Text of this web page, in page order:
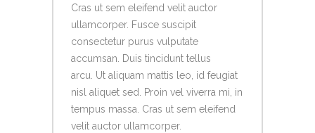
Cras ut sem eleifend velit auctor
ullamcorper. Fusce suscipit
consectetur purus vulputate
accumsan. Duis tincidunt tellus
arcu. Ut aliquam mattis leo, id feugiat
nisl aliquet sed. Proin vel viverra mi, in
tempus massa. Cras ut sem eleifend
velit auctor ullamcorper.